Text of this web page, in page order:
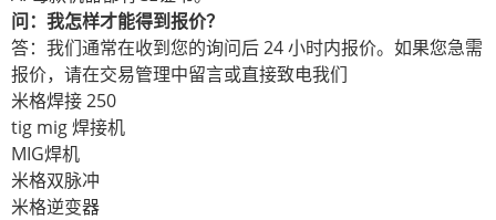
问：我怎样才能得到报价？
答：我们通常在收到您的询问后 24 小时内报价。如果您急需
报价，请在交易管理中留言或直接致电我们
米格焊接 250
tig mig 焊接机
MIG焊机
米格双脉冲
米格逆变器